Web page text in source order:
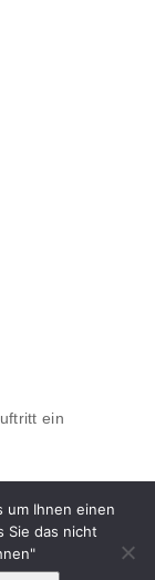
ein
Impressum
um Ihnen einen
Sie das nicht